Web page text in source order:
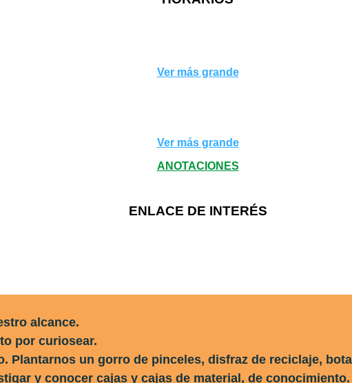
Ver más grande
Ver más grande
ANOTACIONES
ENLACE DE INTERÉS
alcance.
por curiosear.
Plantarnos un gorro de pinceles, disfraz de reciclaje,
y conocer cajas y cajas de material, de conocimiento.